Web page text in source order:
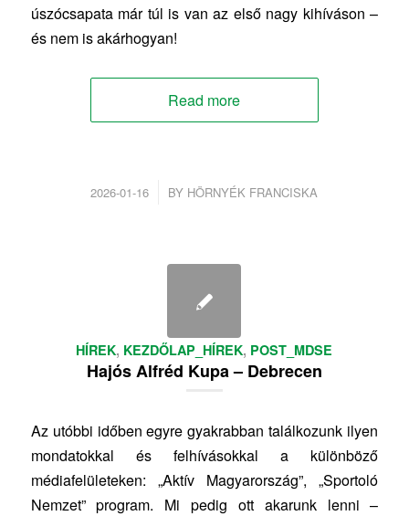
úszócsapata már túl is van az első nagy kihíváson –
és nem is akárhogyan!
Read more
2026-01-16
/ BY HÖRNYÉK FRANCISKA
HÍREK, KEZDŐLAP_HÍREK, POST_MDSE
Hajós Alfréd Kupa – Debrecen
Az utóbbi időben egyre gyakrabban találkozunk ilyen
mondatokkal és felhívásokkal a különböző
médiafelületeken: „Aktív Magyarország”, „Sportoló
Nemzet” program. Mi pedig ott akarunk lenni –